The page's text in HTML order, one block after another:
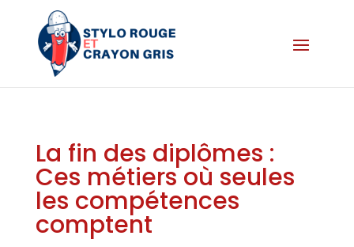
La fin des diplômes :
Ces métiers où seules
les compétences
comptent